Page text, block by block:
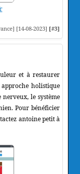
[14-08-2023] [#3]
et à restaurer
holistique
le système
Pour bénéficier
antoine petit à